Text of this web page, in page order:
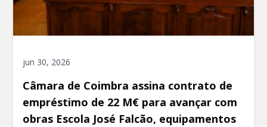
jun 30, 2026
Câmara de Coimbra assina contrato de
empréstimo de 22 M€ para avançar com
obras Escola José Falcão, equipamentos